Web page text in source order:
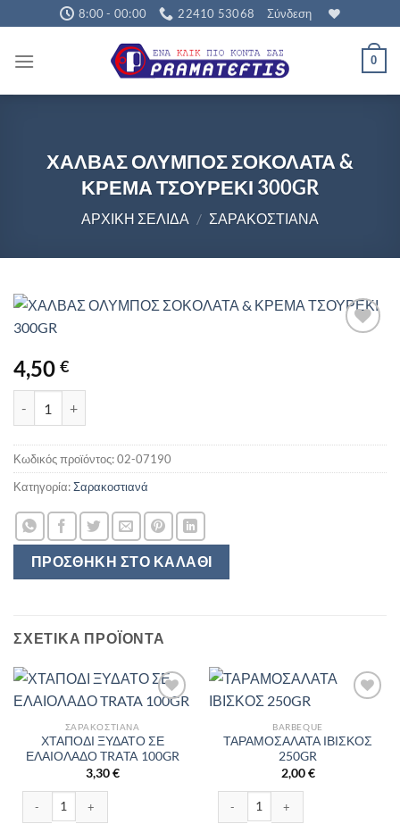
Μετάβαση
στο
περιεχόμενο
8:00 - 00:00 22410 53068 Σύνδεση
0
ΧΑΛΒΑΣ ΟΛΥΜΠΟΣ ΣΟΚΟΛΑΤΑ &
ΚΡΕΜΑ ΤΣΟΥΡΕΚΙ 300GR
ΑΡΧΙΚΉ ΣΕΛΊΔΑ / ΣΑΡΑΚΟΣΤΙΑΝΆ
4,50 €
ΠΡΟΣΘΉΚΗ ΣΤΟ ΚΑΛΆΘΙ
Κωδικός προϊόντος:02-07190
Κατηγορία:Σαρακοστιανά
ΣΧΕΤΙΚΆ ΠΡΟΪΌΝΤΑ
ΣΑΡΑΚΟΣΤΙΑΝΆ
ΧΤΑΠΟΔΙ ΞΥΔΑΤΟ ΣΕ
ΕΛΑΙΟΛΑΔΟ TRATA 100GR
3,30€
ΧΤΑΠΟΔΙ ΞΥΔΑΤΟ ΣΕ ΕΛΑΙΟΛΑΔΟ TRATA 100GR ποσότητα
BARBEQUE
ΤΑΡΑΜΟΣΑΛΑΤΑ ΙΒΙΣΚΟΣ
250GR
2,00€
ΤΑΡΑΜΟΣΑΛΑΤΑ ΙΒΙΣΚΟΣ 250GR